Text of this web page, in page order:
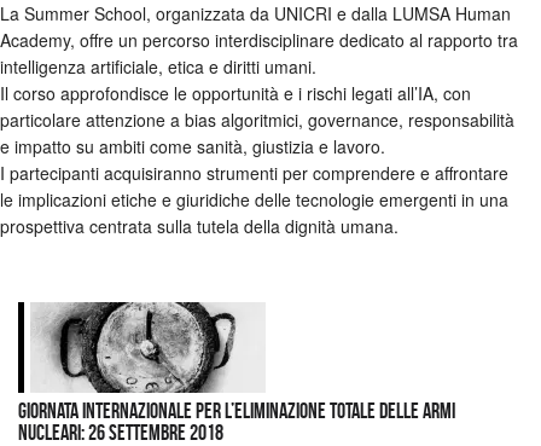
La Summer School, organizzata da UNICRI e dalla LUMSA Human
Academy, offre un percorso interdisciplinare dedicato al rapporto tra
intelligenza artificiale, etica e diritti umani.
Il corso approfondisce le opportunità e i rischi legati all’IA, con
particolare attenzione a bias algoritmici, governance, responsabilità
e impatto su ambiti come sanità, giustizia e lavoro.
I partecipanti acquisiranno strumenti per comprendere e affrontare
le implicazioni etiche e giuridiche delle tecnologie emergenti in una
prospettiva centrata sulla tutela della dignità umana.
Giornata Internazionale per l’eliminazione totale delle armi
nucleari: 26 settembre 2018